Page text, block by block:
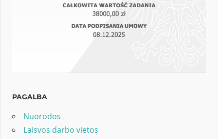
PAGALBA
Nuorodos
Laisvos darbo vietos